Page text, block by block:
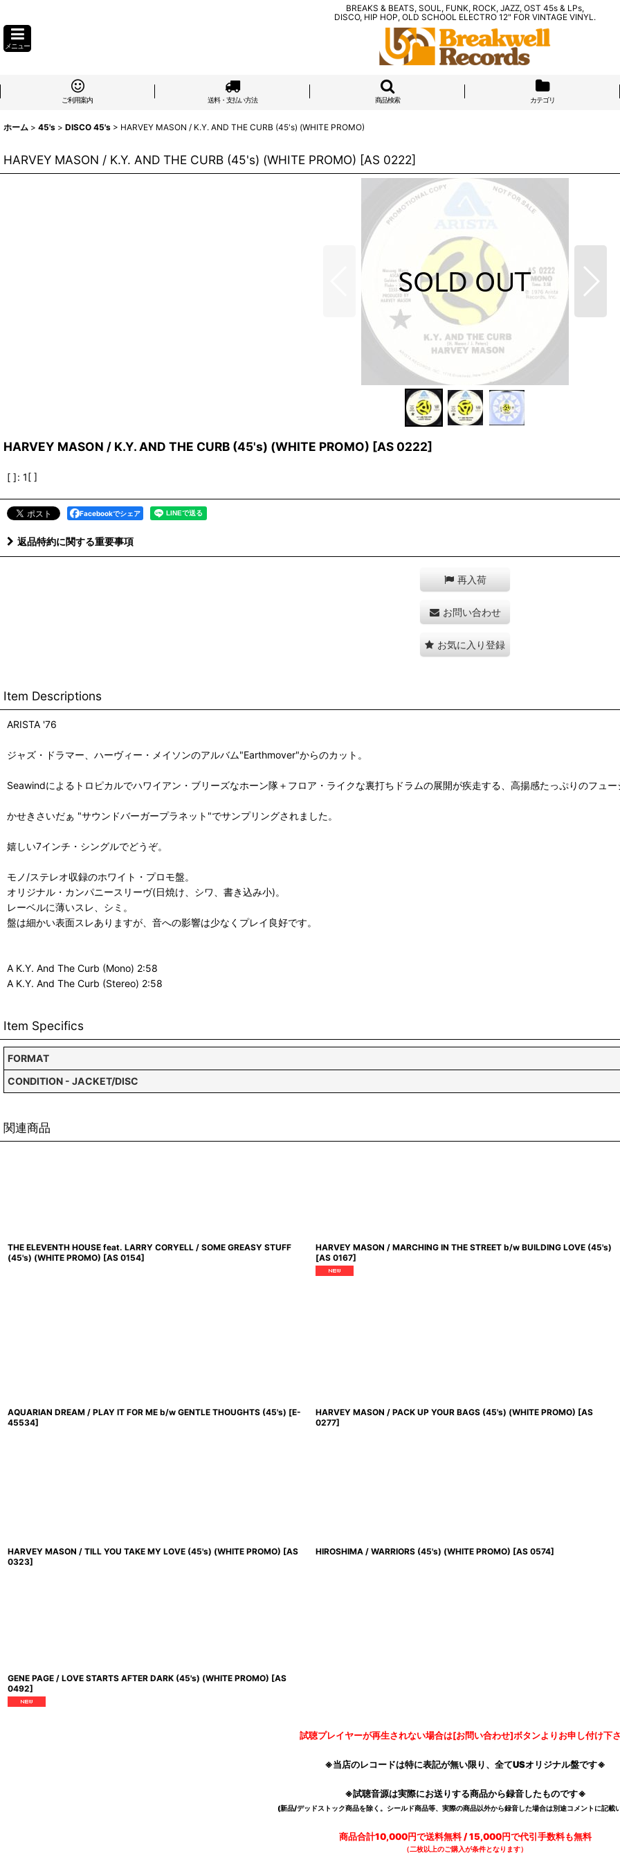
BREAKS & BEATS, SOUL, FUNK, ROCK, JAZZ, OST 45s & LPs,
DISCO, HIP HOP, OLD SCHOOL ELECTRO 12" FOR VINTAGE VINYL.
メニュー
ご利用案内 送料・支払い方法 商品検索 カテゴリ
ホーム > 45's > DISCO 45's > HARVEY MASON / K.Y. AND THE CURB (45's) (WHITE PROMO)
HARVEY MASON / K.Y. AND THE CURB (45's) (WHITE PROMO) [AS 0222]
HARVEY MASON / K.Y. AND THE CURB (45's) (WHITE PROMO) [AS 0222]
[ ]: 1[ ]
Facebookでシェア
返品特約に関する重要事項
再入荷
お問い合わせ
お気に入り登録
Item Descriptions
ARISTA '76
ジャズ・ドラマー、ハーヴィー・メイソンのアルバム"Earthmover"からのカット。
Seawindによるトロピカルでハワイアン・ブリーズなホーン隊＋フロア・ライクな裏打ちドラムの展開が疾走する、高揚感たっぷりのフュ
かせきさいだぁ "サウンドバーガープラネット"でサンプリングされました。
嬉しい7インチ・シングルでどうぞ。
モノ/ステレオ収録のホワイト・プロモ盤。
オリジナル・カンパニースリーヴ(日焼け、シワ、書き込み小)。
レーベルに薄いスレ、シミ。
盤は細かい表面スレありますが、音への影響は少なくプレイ良好です。
A K.Y. And The Curb (Mono) 2:58
A K.Y. And The Curb (Stereo) 2:58
Item Specifics
FORMAT
CONDITION - JACKET/DISC
関連商品
THE ELEVENTH HOUSE feat. LARRY CORYELL / SOME GREASY STUFF
(45's) (WHITE PROMO) [AS 0154]
HARVEY MASON / MARCHING IN THE STREET b/w BUILDING LOVE (45's)
[AS 0167]
AQUARIAN DREAM / PLAY IT FOR ME b/w GENTLE THOUGHTS (45's) [E-
45534]
HARVEY MASON / PACK UP YOUR BAGS (45's) (WHITE PROMO) [AS
0277]
HARVEY MASON / TILL YOU TAKE MY LOVE (45's) (WHITE PROMO) [AS
0323]
HIROSHIMA / WARRIORS (45's) (WHITE PROMO) [AS 0574]
GENE PAGE / LOVE STARTS AFTER DARK (45's) (WHITE PROMO) [AS
0492]
試聴プレイヤーが再生されない場合は[お問い合わせ]ボタンよりお申し付け下
※当店のレコードは特に表記が無い限り、全てUSオリジナル盤です※
※試聴音源は実際にお送りする商品から録音したものです※
(新品/デッドストック商品を除く。シールド商品等、実際の商品以外から録音した場合は別途コメントに記載
商品合計10,000円で送料無料 / 15,000円で代引手数料も無料
（二枚以上のご購入が条件となります）